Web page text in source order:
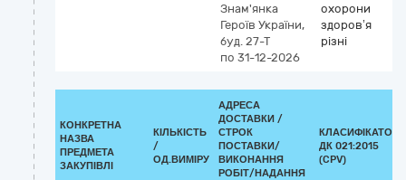
Знам'янка
Героїв України,
буд. 27-Т
по 31-12-2026
охорони
здоров’я
різні
КОНКРЕТНА
НАЗВА
ПРЕДМЕТА
ЗАКУПІВЛІ
КІЛЬКІСТЬ
/
ОД.ВИМІРУ
АДРЕСА
ДОСТАВКИ /
СТРОК
ПОСТАВКИ/
ВИКОНАННЯ
РОБІТ/НАДАННЯ
КЛАСИФІКАТОР
ДК 021:2015
(CPV)